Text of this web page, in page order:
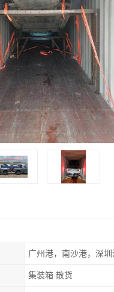
广州港，南沙港，深圳
集装箱 散货